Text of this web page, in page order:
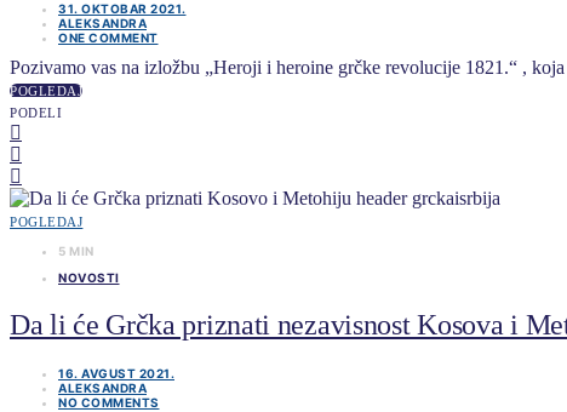
31. OKTOBAR 2021.
ALEKSANDRA
ONE COMMENT
Pozivamo vas na izložbu „Heroji i heroine grčke revolucije 1821.“ ,
POGLEDAJ
PODELI
POGLEDAJ
5 MIN
NOVOSTI
Da li će Grčka priznati nezavisnost Kosova i
16. AVGUST 2021.
ALEKSANDRA
NO COMMENTS